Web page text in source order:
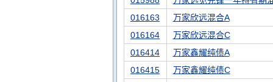
016163
万家欣远混合A
016164
万家欣远混合C
016414
万家鑫耀纯债A
016415
万家鑫耀纯债C